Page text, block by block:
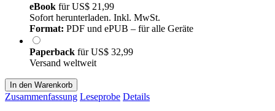
eBook fürUS$ 21,99
Sofort herunterladen. Inkl. MwSt.
Format: PDF und ePUB – für alle Geräte
Paperback fürUS$ 32,99
Versand weltweit
In den Warenkorb
Zusammenfassung Leseprobe Details